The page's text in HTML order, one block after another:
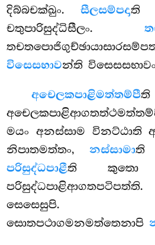
දිබ්බචක්ඛුං. සීලසම්පදාති
චතුපාරිසුද්ධිසීලං.
විසෙසභාවන්ති
අචෙලකපාළිමත්තම්පීති
මයං අනස්සාම විනට්ඨාති
නිපාතමත්තං, නස්සාමාති
පරිසුද්ධපාළීති කුතො
සොතපථාගමනමත්තෙනාපි